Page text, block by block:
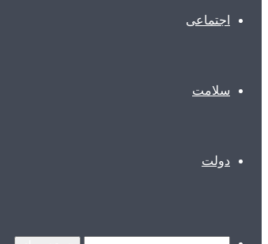
اجتماعی
سلامت
دولت